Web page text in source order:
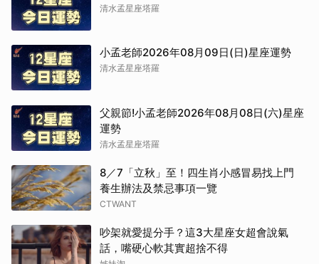
清水孟星座塔羅
小孟老師2026年08月09日(日)星座運勢
清水孟星座塔羅
父親節!小孟老師2026年08月08日(六)星座
運勢
清水孟星座塔羅
8／7「立秋」至！四生肖小感冒易找上門
養生辦法及禁忌事項一覽
CTWANT
吵架就愛提分手？這3大星座女超會說氣
話，嘴硬心軟其實超捨不得